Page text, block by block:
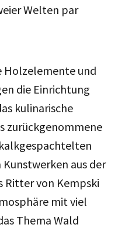
Welten par
Holzelemente und
die Einrichtung
kulinarische
zurückgenommene
aus der
Ritter von Kempski
mit viel
Thema Wald